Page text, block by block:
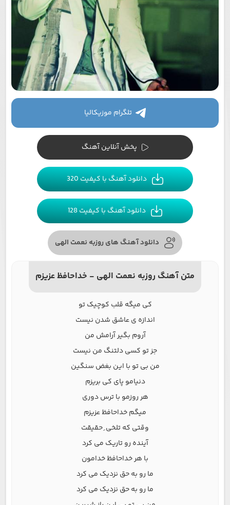
تلگرام موزیکالیا
پخش آنلاین آهنگ
دانلود آهنگ با کیفیت 320
دانلود آهنگ با کیفیت 128
دانلود آهنگ های روزبه نعمت الهی
متن آهنگ روزبه نعمت الهی - خداحافظ عزیزم
کی میگه قلب کوچیک تو
اندازه ی عاشق شدن نیست
آروم بگیر آرامش من
جز تو کسی دلتنگ من نیست
من بی تو با این بغض سنگین
دنیامو پای کی بریزم
هر روزمو با ترس دوری
میگم خداحافظ عزیزم
وقتی که تلخی ِ حقیقت
آینده رو تاریک می کرد
با هر خداحافظ خدامون
ما رو به حق نزدیک می کرد
ما رو به حق نزدیک می کرد